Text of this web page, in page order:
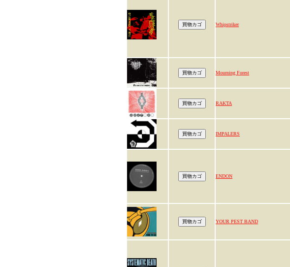
Whipstriker
Mourning Forest
RAKTA
IMPALERS
ENDON
YOUR PEST BAND